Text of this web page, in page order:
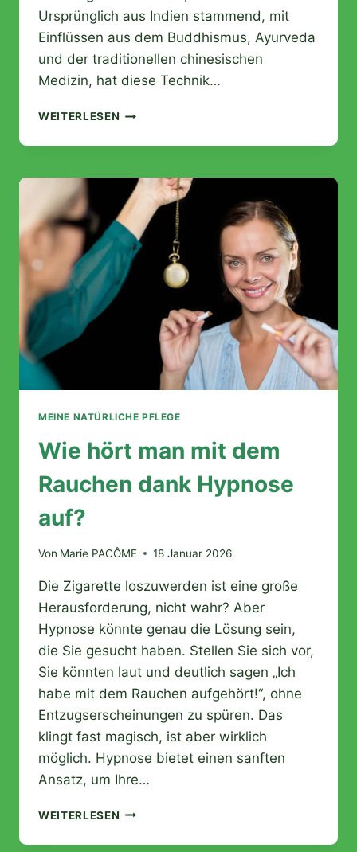
Ursprünglich aus Indien stammend, mit
Einflüssen aus dem Buddhismus, Ayurveda
und der traditionellen chinesischen
Medizin, hat diese Technik…
WEITERLESENTHAILÄNDISCHE
KENNEN
IHRE
GESCHICHTE
UND
IHRE
VORTEILE?
MEINE NATÜRLICHE PFLEGE
Wie hört man mit dem
Rauchen dank Hypnose
auf?
Von Marie PACÔME 18 Januar 2026
Die Zigarette loszuwerden ist eine große
Herausforderung, nicht wahr? Aber
Hypnose könnte genau die Lösung sein,
die Sie gesucht haben. Stellen Sie sich vor,
Sie könnten laut und deutlich sagen „Ich
habe mit dem Rauchen aufgehört!“, ohne
Entzugserscheinungen zu spüren. Das
klingt fast magisch, ist aber wirklich
möglich. Hypnose bietet einen sanften
Ansatz, um Ihre…
WEITERLESENWIE
MAN